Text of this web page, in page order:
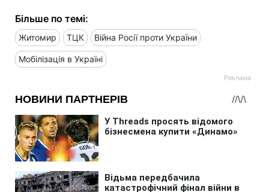
Більше по темі:
Житомир ТЦК Війна Росії проти України
Мобілізація в Україні